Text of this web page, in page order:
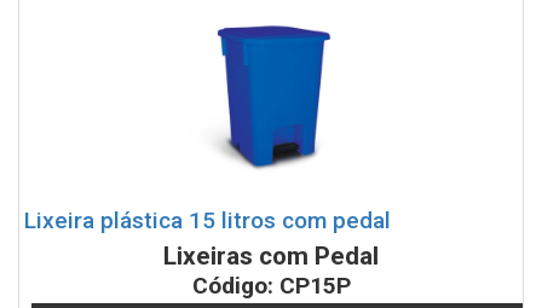
Lixeira plástica 15 litros com pedal
Lixeiras com Pedal
Código: CP15P